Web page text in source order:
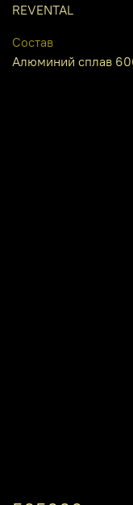
REVENTAL
Состав
Алюминий сплав